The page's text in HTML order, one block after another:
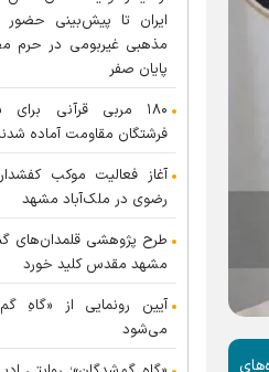
مذهبی غیربومی در حرم
پایان صفر
۱۸۰ مربی قرآنی
فرشتگان مقاومت آماده
آغاز فعالیت موکب
رضوی در ملک‌آباد مشهد
طرح پژوهشی قلمدان‌های
مشهد مقدس کلید خورد
آیین رونمایی از «گاهِ
می‌شود